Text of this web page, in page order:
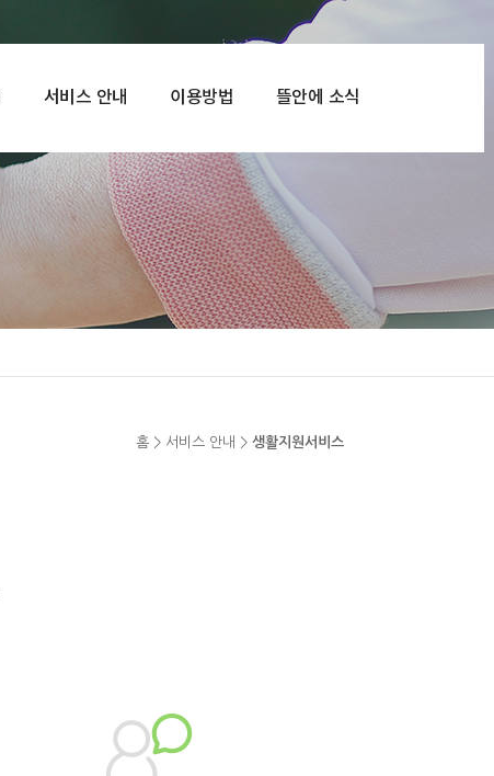
서비스 안내 이용방법 뜰안에 소식
홈 > 서비스 안내 > 생활지원서비스